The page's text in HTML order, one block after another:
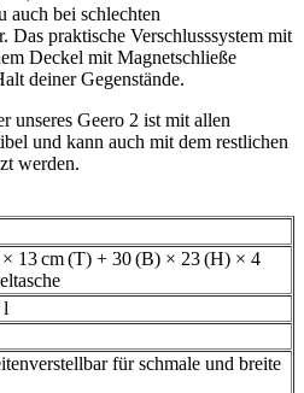
auch bei schlechten
Das praktische Verschlusssystem mit
Deckel mit Magnetschließe
deiner Gegenstände.
unseres Geero 2 ist mit allen
und kann auch mit dem restlichen
werden.
13 cm (T) + 30 (B) × 23 (H) × 4
l
für schmale und breite